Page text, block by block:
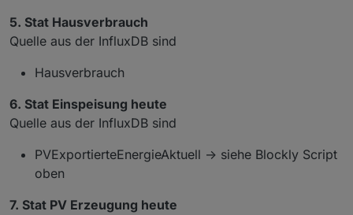
5. Stat Hausverbrauch
Quelle aus der InfluxDB sind
Hausverbrauch
6. Stat Einspeisung heute
Quelle aus der InfluxDB sind
PVExportierteEnergieAktuell -> siehe Blockly Script
oben
7. Stat PV Erzeugung heute